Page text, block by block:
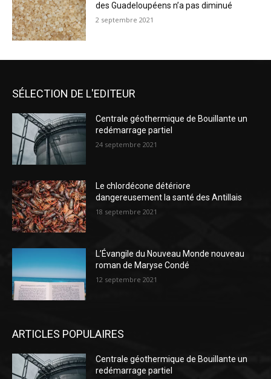
des Guadeloupéens n’a pas diminué
2 septembre 2021
SÉLECTION DE L'EDITEUR
Centrale géothermique de Bouillante un
redémarrage partiel
24 septembre 2021
Le chlordécone détériore
dangereusement la santé des Antillais
18 septembre 2021
L’Évangile du Nouveau Monde nouveau
roman de Maryse Condé
12 septembre 2021
ARTICLES POPULAIRES
Centrale géothermique de Bouillante un
redémarrage partiel